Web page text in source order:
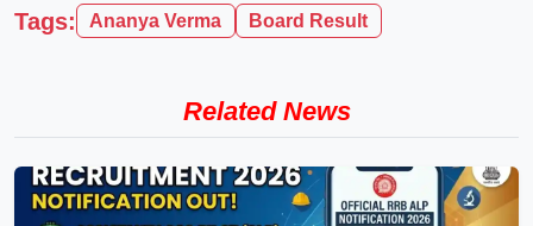
Tags: Ananya Verma Board Result
Related News